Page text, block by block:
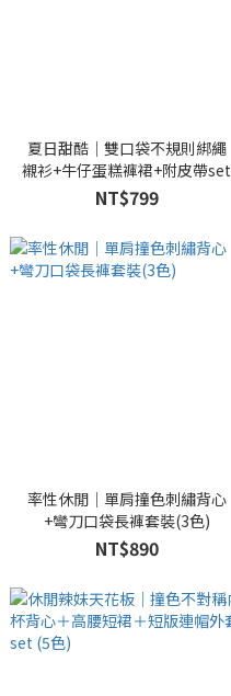
夏日甜酷｜雙口袋不規則綁繩
襯衫+牛仔蛋糕褲裙+附皮帶set
NT$799
率性休閒｜單肩撞色刺繡背心
+彎刀口袋長褲套裝(3色)
NT$890